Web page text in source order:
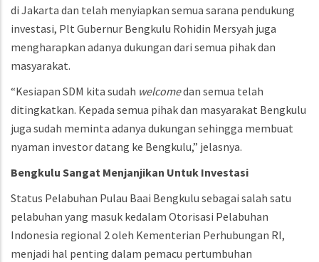
di Jakarta dan telah menyiapkan semua sarana pendukung
investasi, Plt Gubernur Bengkulu Rohidin Mersyah juga
mengharapkan adanya dukungan dari semua pihak dan
masyarakat.
“Kesiapan SDM kita sudah welcomedan semua telah
ditingkatkan. Kepada semua pihak dan masyarakat Bengkulu
juga sudah meminta adanya dukungan sehingga membuat
nyaman investor datang ke Bengkulu,” jelasnya.
Bengkulu Sangat Menjanjikan Untuk Investasi
Status Pelabuhan Pulau Baai Bengkulu sebagai salah satu
pelabuhan yang masuk kedalam Otorisasi Pelabuhan
Indonesia regional 2 oleh Kementerian Perhubungan RI,
menjadi hal penting dalam pemacu pertumbuhan